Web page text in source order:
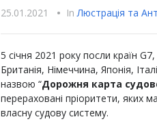
25.01.2021 • InЛюстрацiя та
5 січня 2021 року посли країн
Британія, Німеччина, Японія,
назвою “Дорожня карта
перераховані пріоритети, яких
власну судову систему.